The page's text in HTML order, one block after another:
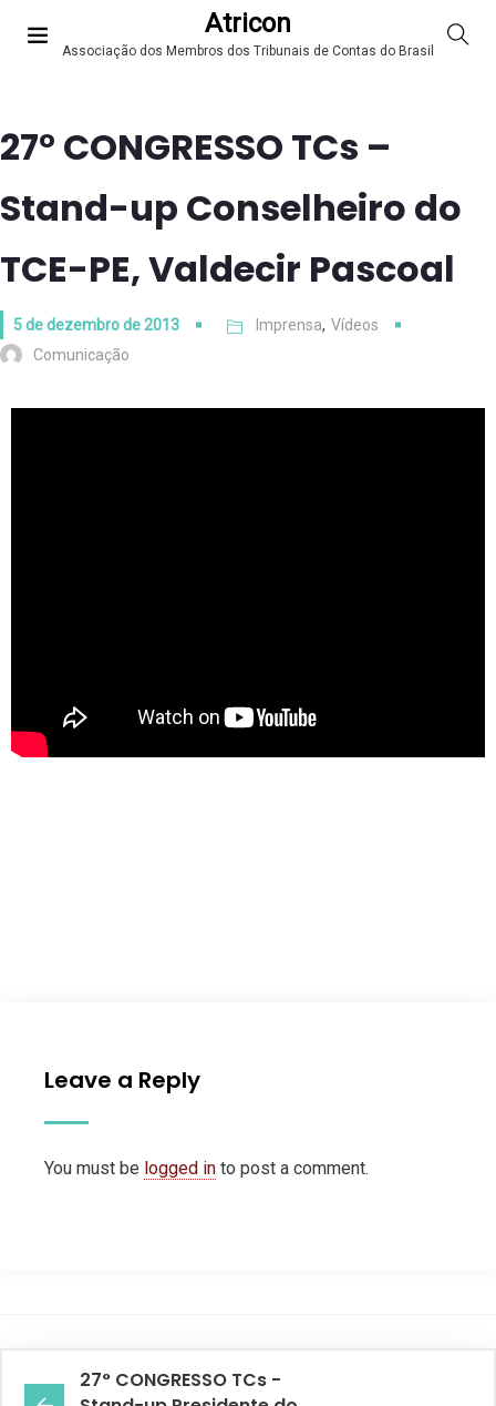
Atricon
Associação dos Membros dos Tribunais de Contas do Brasil
27° CONGRESSO TCs –
Stand-up Conselheiro do
TCE-PE, Valdecir Pascoal
5 de dezembro de 2013 Imprensa, Vídeos
Comunicação
Leave a Reply
You must be logged in to post a comment.
27° CONGRESSO TCs -